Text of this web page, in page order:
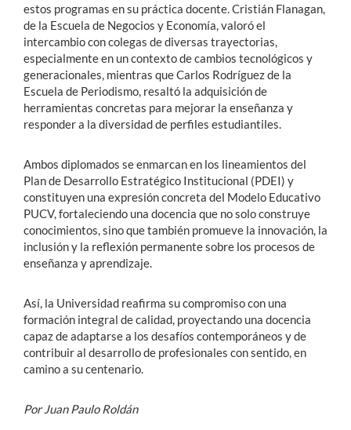
estos programas en su práctica docente. Cristián Flanagan,
de la Escuela de Negocios y Economía, valoró el
intercambio con colegas de diversas trayectorias,
especialmente en un contexto de cambios tecnológicos y
generacionales, mientras que Carlos Rodríguez de la
Escuela de Periodismo, resaltó la adquisición de
herramientas concretas para mejorar la enseñanza y
responder a la diversidad de perfiles estudiantiles.
Ambos diplomados se enmarcan en los lineamientos del
Plan de Desarrollo Estratégico Institucional (PDEI) y
constituyen una expresión concreta del Modelo Educativo
PUCV, fortaleciendo una docencia que no solo construye
conocimientos, sino que también promueve la innovación, la
inclusión y la reflexión permanente sobre los procesos de
enseñanza y aprendizaje.
Así, la Universidad reafirma su compromiso con una
formación integral de calidad, proyectando una docencia
capaz de adaptarse a los desafíos contemporáneos y de
contribuir al desarrollo de profesionales con sentido, en
camino a su centenario.
Por Juan Paulo Roldán